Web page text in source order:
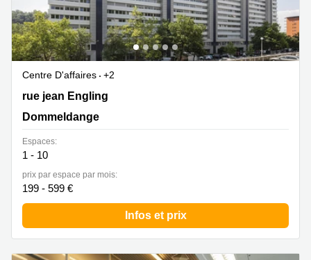
sur-
Alzette
Bureaux
Sandweiler
Bureaux
Luxembourg
Centres
Bertrange
Esch-
sur-
Alzette
Centres
d’affaires
Centre D'affaires
+2
2 rue jean Engling, Dommeldange
rue jean Engling
Dommeldange
Espaces:
1 - 10
prix par espace par mois:
199 - 599 €
Infos et prix